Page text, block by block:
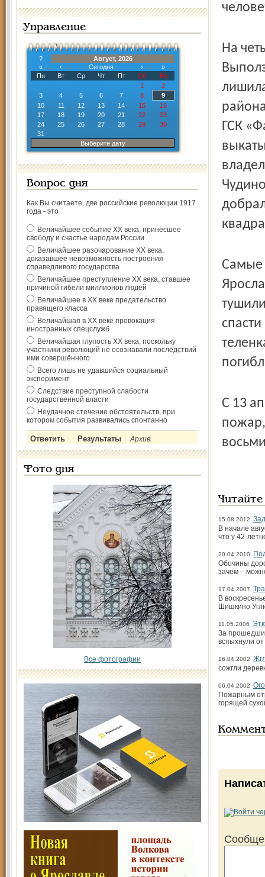
Управление
?
Август, 2026
«
‹ Сегодня ›
»
Пн
Вт Ср Чт Пт Сб
Вс
1
2
3
4 5 6 7 8
9
10
11 12 13 14 15
16
17
18 19 20 21 22
23
24
25 26 27 28 29
30
31
Выберите дату
Вопрос дня
Как Вы считаете, две российские революции 1917
года - это
Величайшее событие ХХ века, принёсшее
свободу и счастье народам России
Величайшее разочарование ХХ века,
доказавшее невозможность построения
справедливого государства
Величайшее преступление ХХ века, ставшее
причиной гибели миллионов людей
Величайшее в ХХ веке предательство
правящего класса
Величайшая в ХХ веке провокация
иностранных спецслужб
Величайшая глупость ХХ века, поскольку
участники революций не осознавали последствий
ими совершённого
Всего лишь не удавшийся социальный
эксперимент
Следствие преступной слабости
государственной власти
Неудачное стечение обстоятельств, при
котором события развивались спонтанно
Архив
Фото дня
Все фотографии
На
ГСК
Самые
С 13
15.08.2012
В начале
что у 42-
20.04.2010
Обочины
зачем –
17.04.2007
В
Шишкино
11.05.2006
За
вспыхнули
16.04.2002
сожгли
06.04.2002
Пожарным
горящей